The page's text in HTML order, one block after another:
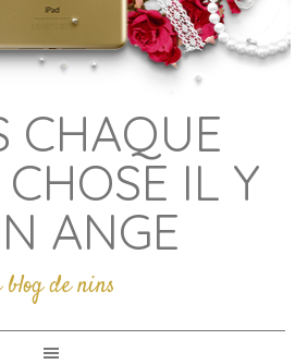
CHAQUE
IL Y
ANGE
blog de nins